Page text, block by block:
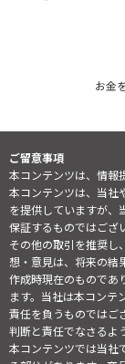
お金
ご留意事項
本コンテンツは、情報
本コンテンツは、当社
を提供していますが、
保証するものではござ
その他の取引を推奨し
想・意見は、将来の結
作成時現在のものであ
ます。当社は本コンテ
責任を負うものではご
判断と責任でなさるよ
本コンテンツでは当社